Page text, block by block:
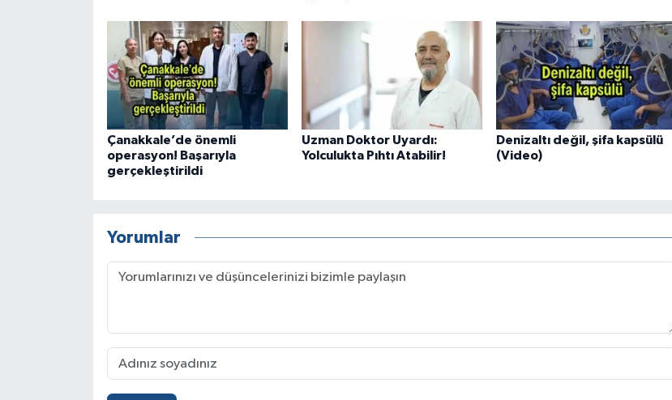
Çanakkale’de önemli
operasyon! Başarıyla
gerçekleştirildi
Uzman Doktor Uyardı:
Yolculukta Pıhtı Atabilir!
Denizaltı değil, şifa kapsülü
(Video)
Yorumlar